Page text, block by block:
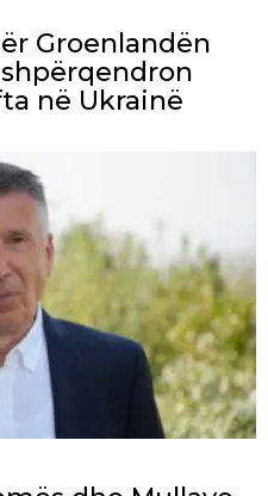
Groenlandën
në Ukrainë